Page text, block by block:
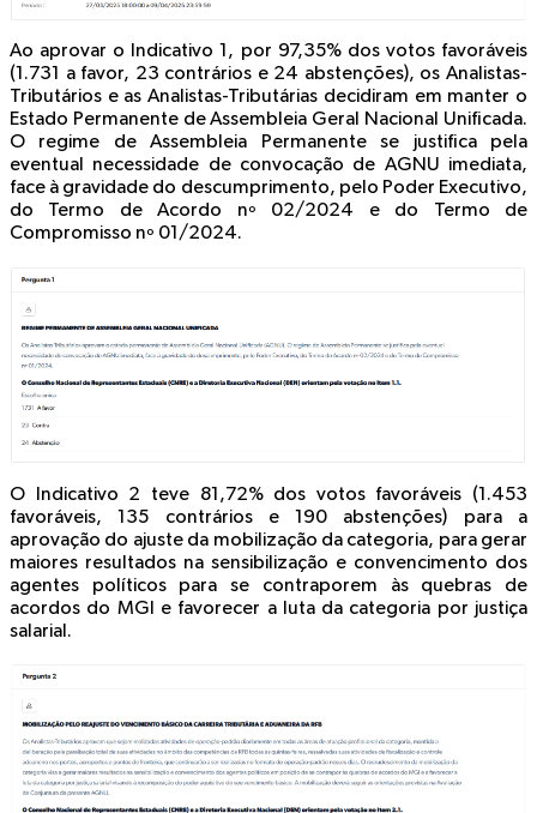
Ao aprovar o Indicativo 1, por 97,35% dos votos favoráveis
(1.731 a favor, 23 contrários e 24 abstenções), os Analistas-
Tributários e as Analistas-Tributárias decidiram em manter o
Estado Permanente de Assembleia Geral Nacional Unificada.
O regime de Assembleia Permanente se justifica pela
eventual necessidade de convocação de AGNU imediata,
face à gravidade do descumprimento, pelo Poder Executivo,
do Termo de Acordo nº 02/2024 e do Termo de
Compromisso nº 01/2024.
O Indicativo 2 teve 81,72% dos votos favoráveis (1.453
favoráveis, 135 contrários e 190 abstenções) para a
aprovação do ajuste da mobilização da categoria, para gerar
maiores resultados na sensibilização e convencimento dos
agentes políticos para se contraporem às quebras de
acordos do MGI e favorecer a luta da categoria por justiça
salarial.